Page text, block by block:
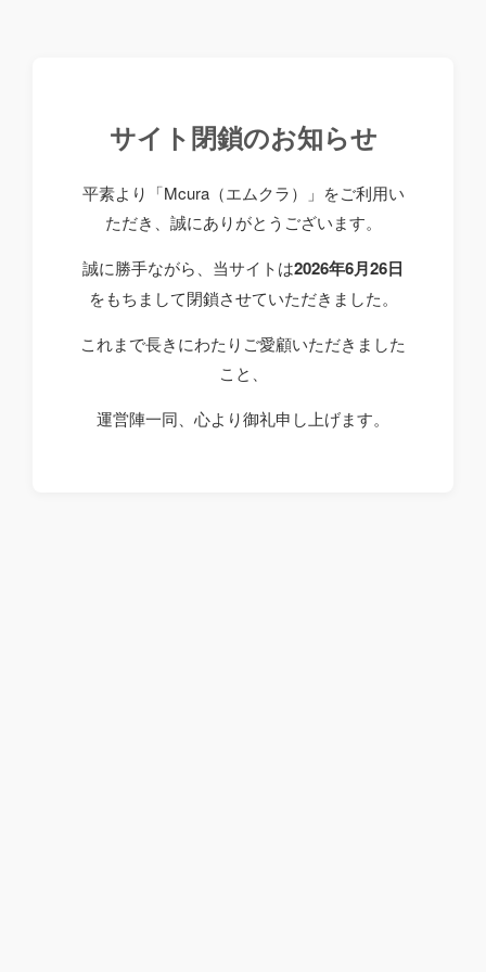
サイト閉鎖のお知らせ
平素より「Mcura（エムクラ）」をご利用い
ただき、誠にありがとうございます。
誠に勝手ながら、当サイトは2026年6月26日
をもちまして閉鎖させていただきました。
これまで長きにわたりご愛顧いただきました
こと、
運営陣一同、心より御礼申し上げます。